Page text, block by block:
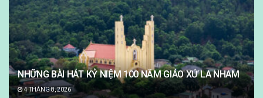
NHỮNG BÀI HÁT KỶ NIỆM 100 NĂM GIÁO XỨ LA NHAM
4 THÁNG 8, 2026